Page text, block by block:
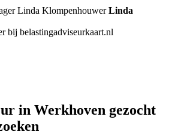
Linda
bij belastingadviseurkaart.nl
in Werkhoven gezocht